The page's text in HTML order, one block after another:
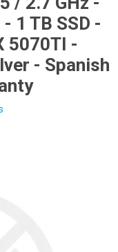
1 TB SSD -
5070TI -
- Spanish